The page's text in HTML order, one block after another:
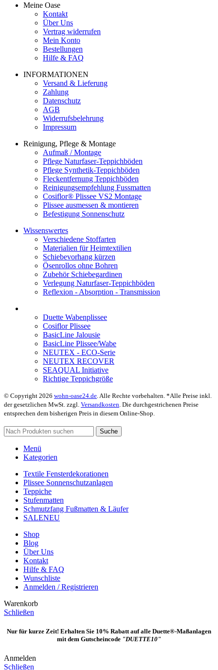
Meine Oase
Kontakt
Über Uns
Vertrag widerrufen
Mein Konto
Bestellungen
Hilfe & FAQ
INFORMATIONEN
Versand & Lieferung
Zahlung
Datenschutz
AGB
Widerrufsbelehrung
Impressum
Reinigung, Pflege & Montage
Aufmaß / Montage
Pflege Naturfaser-Teppichböden
Pflege Synthetik-Teppichböden
Fleckentfernung Teppichböden
Reinigungsempfehlung Fussmatten
Cosiflor® Plissee VS2 Montage
Plissee ausmessen & montieren
Befestigung Sonnenschutz
Wissenswertes
Verschiedene Stoffarten
Materialien für Heimtextilien
Schiebevorhang kürzen
Ösenrollos ohne Bohren
Zubehör Schiebegardinen
Verlegung Naturfaser-Teppichböden
Reflexion - Absorption - Transmission
Duette Wabenplissee
Cosiflor Plissee
BasicLine Jalousie
BasicLine Plissee/Wabe
NEUTEX - ECO-Serie
NEUTEX RECOVER
SEAQUAL Initiative
Richtige Teppichgröße
© Copyright 2026 wohn-oase24.de . Alle Rechte vorbehalten. *Alle Preise inkl.
der gesetzlichen MwSt. zzgl. Versandkosten . Die durchgestrichenen Preise
entsprechen dem bisherigen Preis in diesem Online-Shop.
Suche
Menü
Kategorien
Textile Fensterdekorationen
Plissee Sonnenschutzanlagen
Teppiche
Stufenmatten
Schmutzfang Fußmatten & Läufer
SALENEU
Shop
Blog
Über Uns
Kontakt
Hilfe & FAQ
Wunschliste
Anmelden / Registrieren
Warenkorb
Schließen
Nur für kurze Zeit! Erhalten Sie 10% Rabatt auf alle Duette®-Maßanlagen
mit dem Gutscheincode "DUETTE10"
Anmelden
Schließen